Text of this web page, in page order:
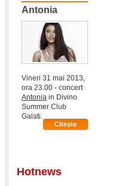
Antonia
Vineri 31 mai 2013,
ora 23.00 - concert
Antonia in Divino
Summer Club
Galati.
Citeşte
Hotnews